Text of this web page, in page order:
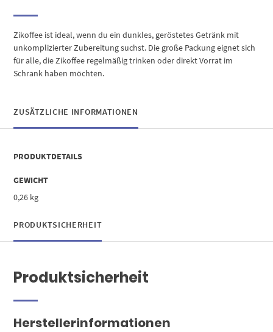
Zikoffee ist ideal, wenn du ein dunkles, geröstetes Getränk mit
unkomplizierter Zubereitung suchst. Die große Packung eignet sich
für alle, die Zikoffee regelmäßig trinken oder direkt Vorrat im
Schrank haben möchten.
ZUSÄTZLICHE INFORMATIONEN
PRODUKTDETAILS
GEWICHT
0,26 kg
PRODUKTSICHERHEIT
Produktsicherheit
Herstellerinformationen